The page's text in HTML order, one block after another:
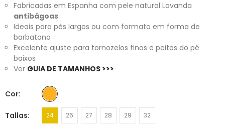
Fabricadas em Espanha com pele natural Lavanda
antibágoas
Ideais para pés largos ou com formato em forma de
barbatana
Excelente ajuste para tornozelos finos e peitos do pé
baixos
Ver GUIA DE TAMANHOS >>>
Cor
Tallas 24 26 27 28 29 32